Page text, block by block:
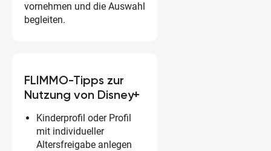
vornehmen und die Auswahl
begleiten.
FLIMMO-Tipps zur
Nutzung von Disney+
Kinderprofil oder Profil
mit individueller
Altersfreigabe anlegen